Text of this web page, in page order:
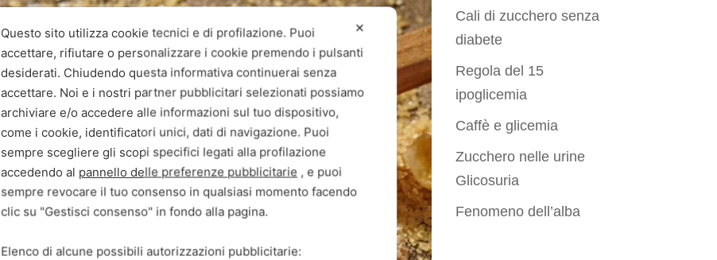
Cali di zucchero senza
diabete
Regola del 15
ipoglicemia
Caffè e glicemia
Zucchero nelle urine
Glicosuria
Fenomeno dell’alba
✕
Questo sito utilizza cookie tecnici e di profilazione. Puoi
accettare, rifiutare o personalizzare i cookie premendo i pulsanti
desiderati. Chiudendo questa informativa continuerai senza
accettare. Noi e i nostri partner pubblicitari selezionati possiamo
archiviare e/o accedere alle informazioni sul tuo dispositivo,
come i cookie, identificatori unici, dati di navigazione. Puoi
sempre scegliere gli scopi specifici legati alla profilazione
accedendo al pannello delle preferenze pubblicitarie , e puoi
sempre revocare il tuo consenso in qualsiasi momento facendo
clic su "Gestisci consenso" in fondo alla pagina.
Elenco di alcune possibili autorizzazioni pubblicitarie: